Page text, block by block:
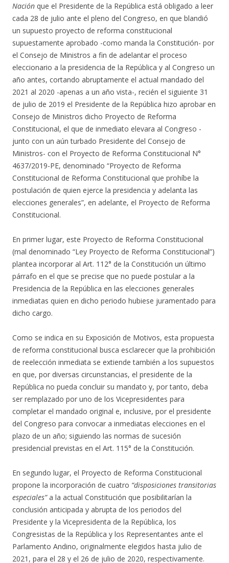
Nación que el Presidente de la República está obligado a leer
cada 28 de julio ante el pleno del Congreso, en que blandió
un supuesto proyecto de reforma constitucional
supuestamente aprobado -como manda la Constitución- por
el Consejo de Ministros a fin de adelantar el proceso
eleccionario a la presidencia de la República y al Congreso un
año antes, cortando abruptamente el actual mandado del
2021 al 2020 -apenas a un año vista-, recién el siguiente 31
de julio de 2019 el Presidente de la República hizo aprobar en
Consejo de Ministros dicho Proyecto de Reforma
Constitucional, el que de inmediato elevara al Congreso -
junto con un aún turbado Presidente del Consejo de
Ministros- con el Proyecto de Reforma Constitucional N°
4637/2019-PE, denominado “Proyecto de Reforma
Constitucional de Reforma Constitucional que prohíbe la
postulación de quien ejerce la presidencia y adelanta las
elecciones generales”, en adelante, el Proyecto de Reforma
Constitucional.
En primer lugar, este Proyecto de Reforma Constitucional
(mal denominado “Ley Proyecto de Reforma Constitucional”)
plantea incorporar al Art. 112° de la Constitución un último
párrafo en el que se precise que no puede postular a la
Presidencia de la República en las elecciones generales
inmediatas quien en dicho periodo hubiese juramentado para
dicho cargo.
Como se indica en su Exposición de Motivos, esta propuesta
de reforma constitucional busca esclarecer que la prohibición
de reelección inmediata se extiende también a los supuestos
en que, por diversas circunstancias, el presidente de la
República no pueda concluir su mandato y, por tanto, deba
ser remplazado por uno de los Vicepresidentes para
completar el mandado original e, inclusive, por el presidente
del Congreso para convocar a inmediatas elecciones en el
plazo de un año; siguiendo las normas de sucesión
presidencial previstas en el Art. 115° de la Constitución.
En segundo lugar, el Proyecto de Reforma Constitucional
propone la incorporación de cuatro “disposiciones transitorias
especiales”a la actual Constitución que posibilitarían la
conclusión anticipada y abrupta de los periodos del
Presidente y la Vicepresidenta de la República, los
Congresistas de la República y los Representantes ante el
Parlamento Andino, originalmente elegidos hasta julio de
2021, para el 28 y el 26 de julio de 2020, respectivamente.